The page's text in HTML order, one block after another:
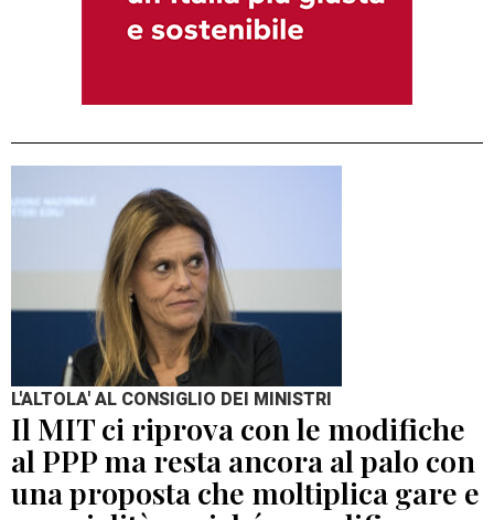
L'ALTOLA' AL CONSIGLIO DEI MINISTRI
Il MIT ci riprova con le modifiche
al PPP ma resta ancora al palo con
una proposta che moltiplica gare e